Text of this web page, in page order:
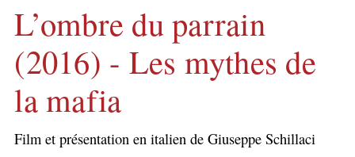
L’ombre du parrain
(2016) - Les mythes de
la mafia
Film et présentation en italien de Giuseppe Schillaci